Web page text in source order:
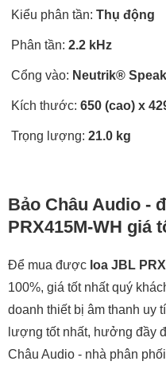
Kiểu phân tần: Thụ động
Phân tần: 2.2 kHz
Cổng vào: Neutrik®
Kích thước: 650 (cao) x
Trọng lượng: 21.0 kg
Bảo Châu Audio -
PRX415M-WH giá
Để mua được loa JBL
100%, giá tốt nhất quý
doanh thiết bị âm thanh uy
lượng tốt nhất, hưởng đầy
Châu Audio - nhà phân